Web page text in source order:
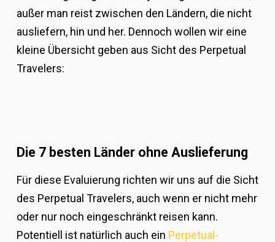
außer man reist zwischen den Ländern, die nicht
ausliefern, hin und her. Dennoch wollen wir eine
kleine Übersicht geben aus Sicht des Perpetual
Travelers:
Die 7 besten Länder ohne Auslieferung
Für diese Evaluierung richten wir uns auf die Sicht
des Perpetual Travelers, auch wenn er nicht mehr
oder nur noch eingeschränkt reisen kann.
Potentiell ist natürlich auch ein Perpetual-